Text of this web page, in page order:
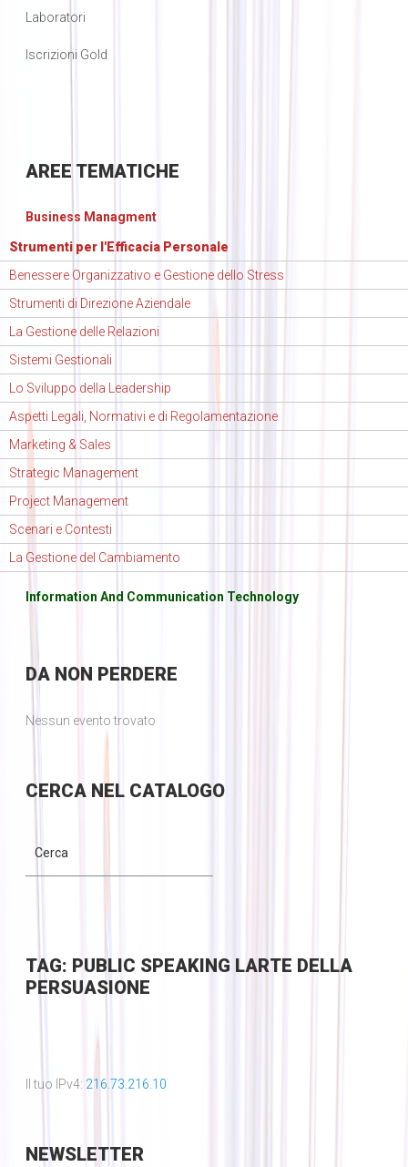
Laboratori
Iscrizioni Gold
AREE TEMATICHE
Business Managment
Strumenti per l'Efficacia Personale
Benessere Organizzativo e Gestione dello Stress
Strumenti di Direzione Aziendale
La Gestione delle Relazioni
Sistemi Gestionali
Lo Sviluppo della Leadership
Aspetti Legali, Normativi e di Regolamentazione
Marketing & Sales
Strategic Management
Project Management
Scenari e Contesti
La Gestione del Cambiamento
Information And Communication Technology
DANON PERDERE
Nessun evento trovato
CERCANEL CATALOGO
TAG: PUBLIC SPEAKING LARTE DELLA
PERSUASIONE
Il tuo IPv4: 216.73.216.10
NEWSLETTER